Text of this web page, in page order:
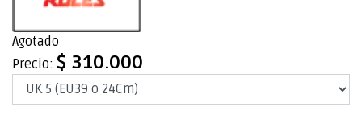
Agotado
Precio: $ 310.000